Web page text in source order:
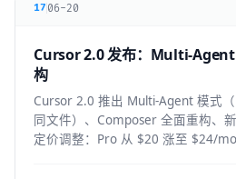
17 06-20
Cursor 2.0 发布：Multi-
构
Cursor 2.0 推出 Multi-Agent 模式
同文件）、Composer 全面重构、
定价调整：Pro 从 $20 涨至 $24/mo